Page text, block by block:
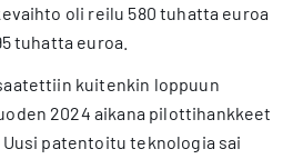
oli reilu 580 tuhatta euroa
tuhatta euroa.
kuitenkin loppuun
2024 aikana pilottihankkeet
patentoitu teknologia sai